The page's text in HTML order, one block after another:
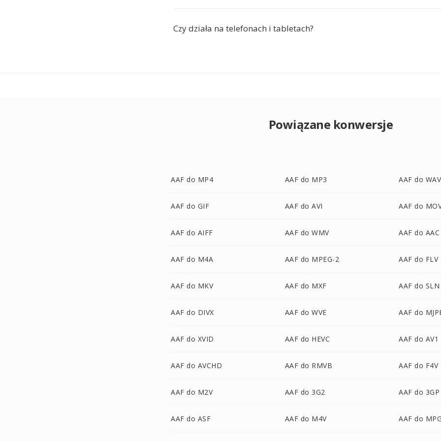
Czy działa na telefonach i tabletach?
Powiązane konwersje
AAF do MP4 AAF do MP3 AAF do WAV
AAF do GIF AAF do AVI AAF do
AAF do AIFF AAF do WMV AAF do AAC
AAF do M4A AAF do MPEG-2 AAF do FLV
AAF do MKV AAF do MXF AAF do SLN
AAF do DIVX AAF do WVE AAF do
AAF do XVID AAF do HEVC AAF do AV1
AAF do AVCHD AAF do RMVB AAF do F4V
AAF do M2V AAF do 3G2 AAF do 3GP
AAF do ASF AAF do M4V AAF do